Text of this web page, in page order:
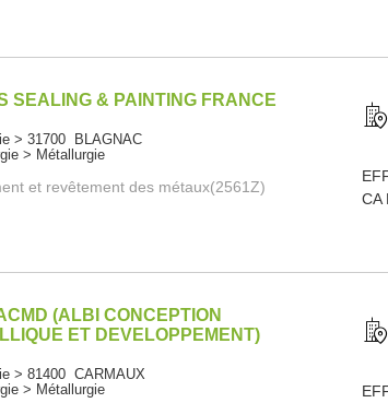
SEALING & PAINTING FRANCE
> 31700 BLAGNAC
> Métallurgie
et revêtement des métaux(2561Z)
CA
(ALBI CONCEPTION
ET DEVELOPPEMENT)
> 81400 CARMAUX
> Métallurgie